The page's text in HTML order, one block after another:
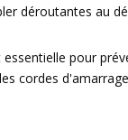
déroutantes au
pour
cordes